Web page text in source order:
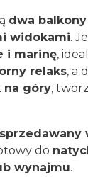
dwa
widokami.
i marinę,
relaks, a
na góry,
sprzedawany
do
wynajmu.